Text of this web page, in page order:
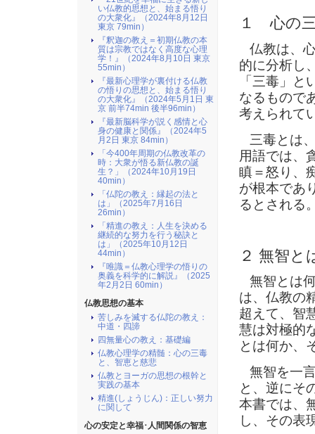
１ 心の
仏教は、
的に分析し
「三毒」
なるもので
考えられて
三毒とは
用語では、
瞋＝怒り、
が根本であ
るとされる
２ 無智と
無智とは
は、仏教の
超えて、智
慧は対極的
とは何か、
無智を一
と、逆にそ
本書では、
し、その表
い仏教的思想と、始まる悟り
の大衆化』（2024年8月12日
東京 79min）
『釈迦の教え＝初期仏教の本
質は宗教ではなく高度な心理
学！』（2024年8月10日 東京
55min）
『最新心理学が裏付ける仏教
の悟りの思想と、始まる悟り
の大衆化』（2024年5月1日 東
京 前半74min 後半96min）
『最新脳科学が説く感情と心
身の健康と関係』（2024年5
月2日 東京 84min）
「今400年周期の仏教改革の
時：大衆が悟る新仏教の誕
生？」（2024年10月19日
40min）
「仏陀の教え：縁起の法と
は」（2025年7月16日
26min）
「精進の教え：人生を決める
継続的な努力を行う秘訣と
は」（2025年10月12日
44min）
『唯識＝仏教心理学の悟りの
奥義を科学的に解説』（2025
年2月2日 60min）
仏教思想の基本
苦しみを滅する仏陀の教え：
中道・四諦
四無量心の教え：基礎編
仏教心理学の精髄：心の三毒
と、智恵と慈悲
仏教とヨーガの思想の根幹と
実践の基本
精進(しょうじん)：正しい努力
に関して
心の安定と幸福･人間関係の智恵